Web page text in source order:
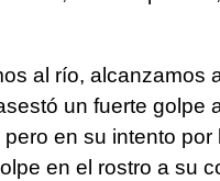
al río, alcanzamos
un fuerte golpe
en su intento por
en el rostro a su